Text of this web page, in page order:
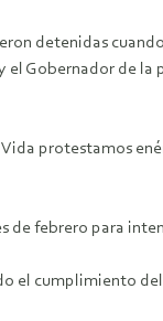
detenidas
Gobernador de
protestamos
de febrero para
el cumplimiento